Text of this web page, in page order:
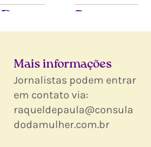
agor
Serv
iços:
Mais informações
Jornalistas podem entrar
em contato via:
raqueldepaula@consula
dodamulher.com.br